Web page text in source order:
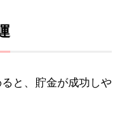
と、貯金が成功しや